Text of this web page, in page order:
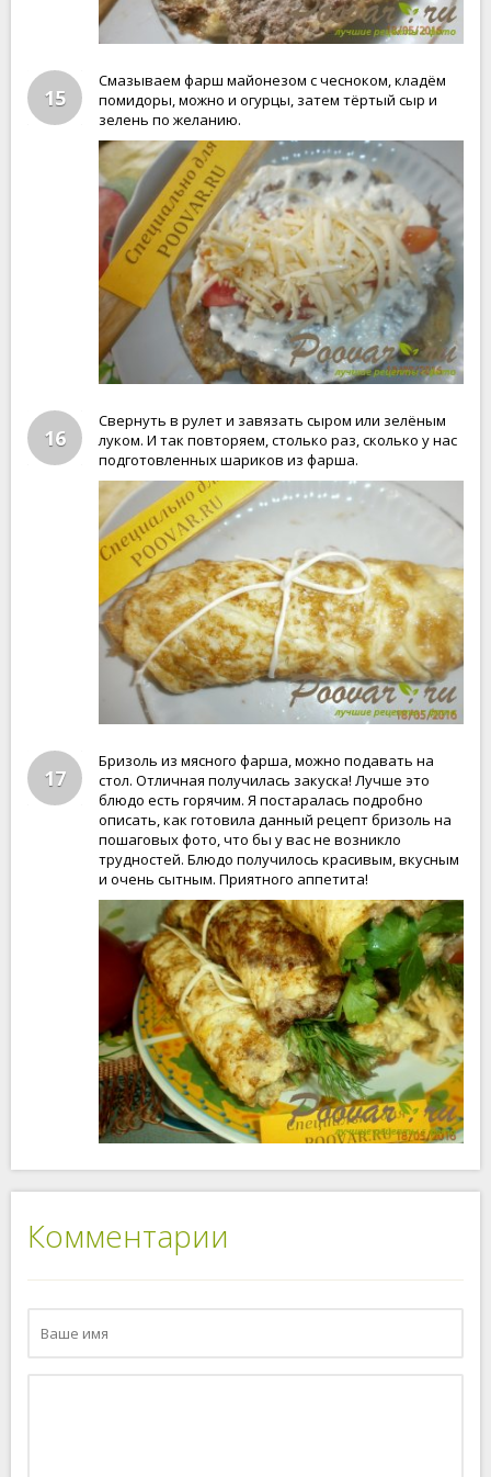
15
Смазываем фарш майонезом с чесноком, кладём
помидоры, можно и огурцы, затем тёртый сыр и
зелень по желанию.
16
Свернуть в рулет и завязать сыром или зелёным
луком. И так повторяем, столько раз, сколько у нас
подготовленных шариков из фарша.
17
Бризоль из мясного фарша, можно подавать на
стол. Отличная получилась закуска! Лучше это
блюдо есть горячим. Я постаралась подробно
описать, как готовила данный рецепт бризоль на
пошаговых фото, что бы у вас не возникло
трудностей. Блюдо получилось красивым, вкусным
и очень сытным. Приятного аппетита!
Комментарии